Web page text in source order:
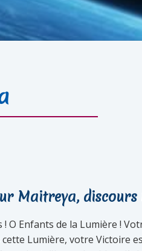
Maitreya, discours
! O Enfants de la Lumière !
Lumière, votre Victoire